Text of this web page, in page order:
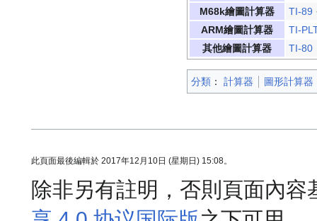
M68k繪圖計算器
TI-89
ARM繪圖計算器
TI-
其他繪圖計算器
TI-80
分類 ：​ 計算器 圖形計算器
此頁面最後編輯於 2017年12月10日 (星期日) 15:08。
除非另有註明，否則頁面內容